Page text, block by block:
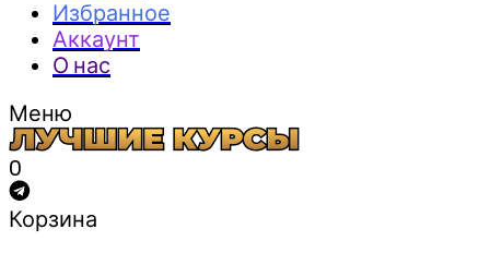
Избранное
Аккаунт
О нас
Меню
0
Корзина